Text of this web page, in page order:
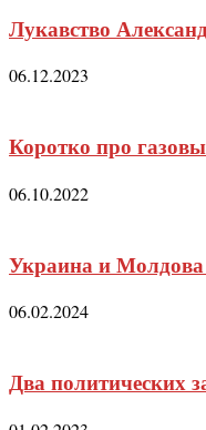
Лукавство
06.12.2023
Коротко про
06.10.2022
Украина и
06.02.2024
Два политических